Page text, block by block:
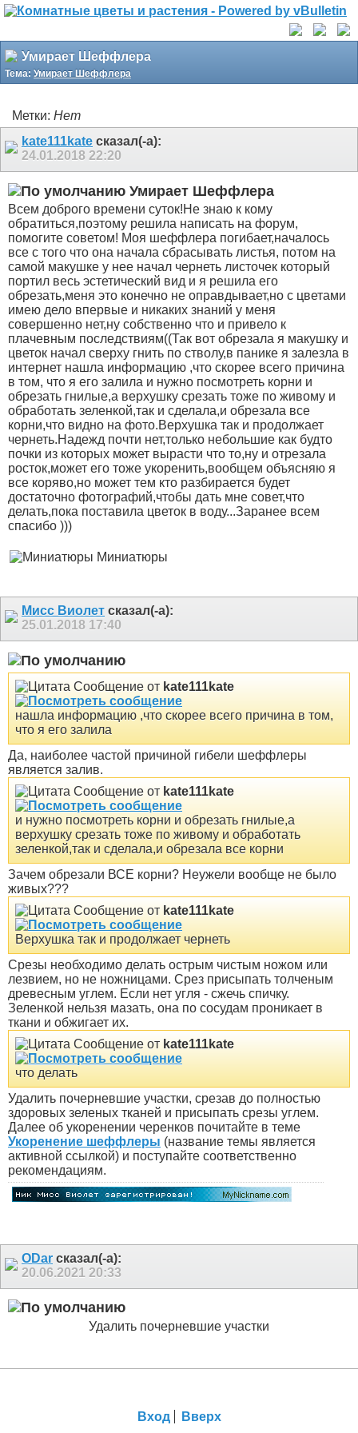
Умирает Шеффлера
Тема: Умирает Шеффлера
Метки: Нет
kate111kate сказал(-а):
24.01.2018 22:20
Умирает Шеффлера
Всем доброго времени суток!Не знаю к кому
обратиться,поэтому решила написать на форум,
помогите советом! Моя шеффлера погибает,началось
все с того что она начала сбрасывать листья, потом на
самой макушке у нее начал чернеть листочек который
портил весь эстетический вид и я решила его
обрезать,меня это конечно не оправдывает,но с цветами
имею дело впервые и никаких знаний у меня
совершенно нет,ну собственно что и привело к
плачевным последствиям((Так вот обрезала я макушку и
цветок начал сверху гнить по стволу,в панике я залезла в
интернет нашла информацию ,что скорее всего причина
в том, что я его залила и нужно посмотреть корни и
обрезать гнилые,а верхушку срезать тоже по живому и
обработать зеленкой,так и сделала,и обрезала все
корни,что видно на фото.Верхушка так и продолжает
чернеть.Надежд почти нет,только небольшие как будто
почки из которых может вырасти что то,ну и отрезала
росток,может его тоже укоренить,вообщем объясняю я
все коряво,но может тем кто разбирается будет
достаточно фотографий,чтобы дать мне совет,что
делать,пока поставила цветок в воду...Заранее всем
спасибо )))
Миниатюры
Мисс Виолет сказал(-а):
25.01.2018 17:40
Сообщение от kate111kate
нашла информацию ,что скорее всего причина в том,
что я его залила
Да, наиболее частой причиной гибели шеффлеры
является залив.
Сообщение от kate111kate
и нужно посмотреть корни и обрезать гнилые,а
верхушку срезать тоже по живому и обработать
зеленкой,так и сделала,и обрезала все корни
Зачем обрезали ВСЕ корни? Неужели вообще не было
живых???
Сообщение от kate111kate
Верхушка так и продолжает чернеть
Срезы необходимо делать острым чистым ножом или
лезвием, но не ножницами. Срез присыпать толченым
древесным углем. Если нет угля - сжечь спичку.
Зеленкой нельзя мазать, она по сосудам проникает в
ткани и обжигает их.
Сообщение от kate111kate
что делать
Удалить почерневшие участки, срезав до полностью
здоровых зеленых тканей и присыпать срезы углем.
Далее об укоренении черенков почитайте в теме
Укоренение шеффлеры (название темы является
активной ссылкой) и поступайте соответственно
рекомендациям.
ODar сказал(-а):
20.06.2021 20:33
Удалить почерневшие участки
Вход Вверх